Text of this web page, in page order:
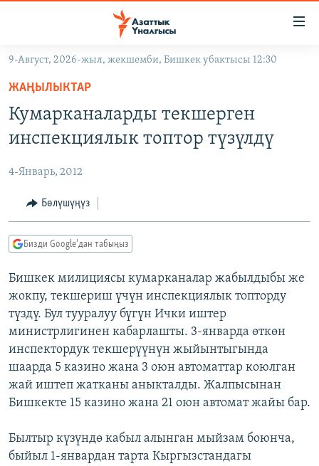
Навигацияга
өтүңүз
Издөөгө
салыңызКЫРГЫЗСТАН
ЭКОНОМИКА
МАДАНИЯТ
ДҮЙНӨ
БОРБОР АЗИЯ
АТАЙЫН ИЛИКТӨӨ
ТВ ПРОГРАММАЛАР
ЭКСПЕРТТЕР ТАЛДАЙТ
БИЗ ЖАНА ДҮЙНӨ
ДАНИСТЕ
ЭЖЕ-СИҢДИЛЕР
АЗАТТЫК+
ЫҢГАЙСЫЗ СУРООЛОР
ӨЗГӨЧӨ ПИКИР
Русский
ОНЛАЙН ШЕРИНЕ
9-Август, 2026-жыл, жекшемби, Бишкек убактысы 12:30
ЖАҢЫЛЫКТАР
Кумарканаларды текшерген
инспекциялык топтор түзүлдү
4-Январь, 2012
Бөлүшүңүз
Бизди Google'дан табыңыз
Бишкек милициясы кумарканалар жабылдыбы же
жокпу, текшериш үчүн инспекциялык топторду
түздү. Бул тууралуу бүгүн Ички иштер
министрлигинен кабарлашты. 3-январда өткөн
инспектордук текшерүүнүн жыйынтыгында
шаарда 5 казино жана 3 оюн автоматтар коюлган
жай иштеп жатканы аныкталды. Жалпысынан
Бишкекте 15 казино жана 21 оюн автомат жайы бар.
Былтыр күзүндө кабыл алынган мыйзам боюнча,
быйыл 1-январдан тарта Кыргызстандагы